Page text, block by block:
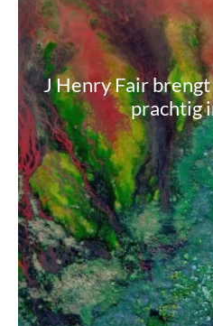
J Henry Fair
prachtig